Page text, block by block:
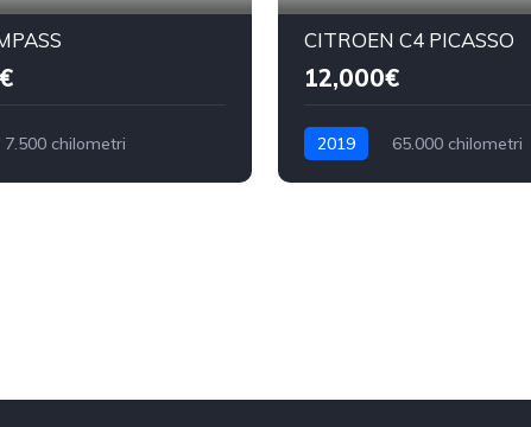
7.500 chilometri
CITROEN C4 PICASSO
12,000€
2019
65.000 chilometri